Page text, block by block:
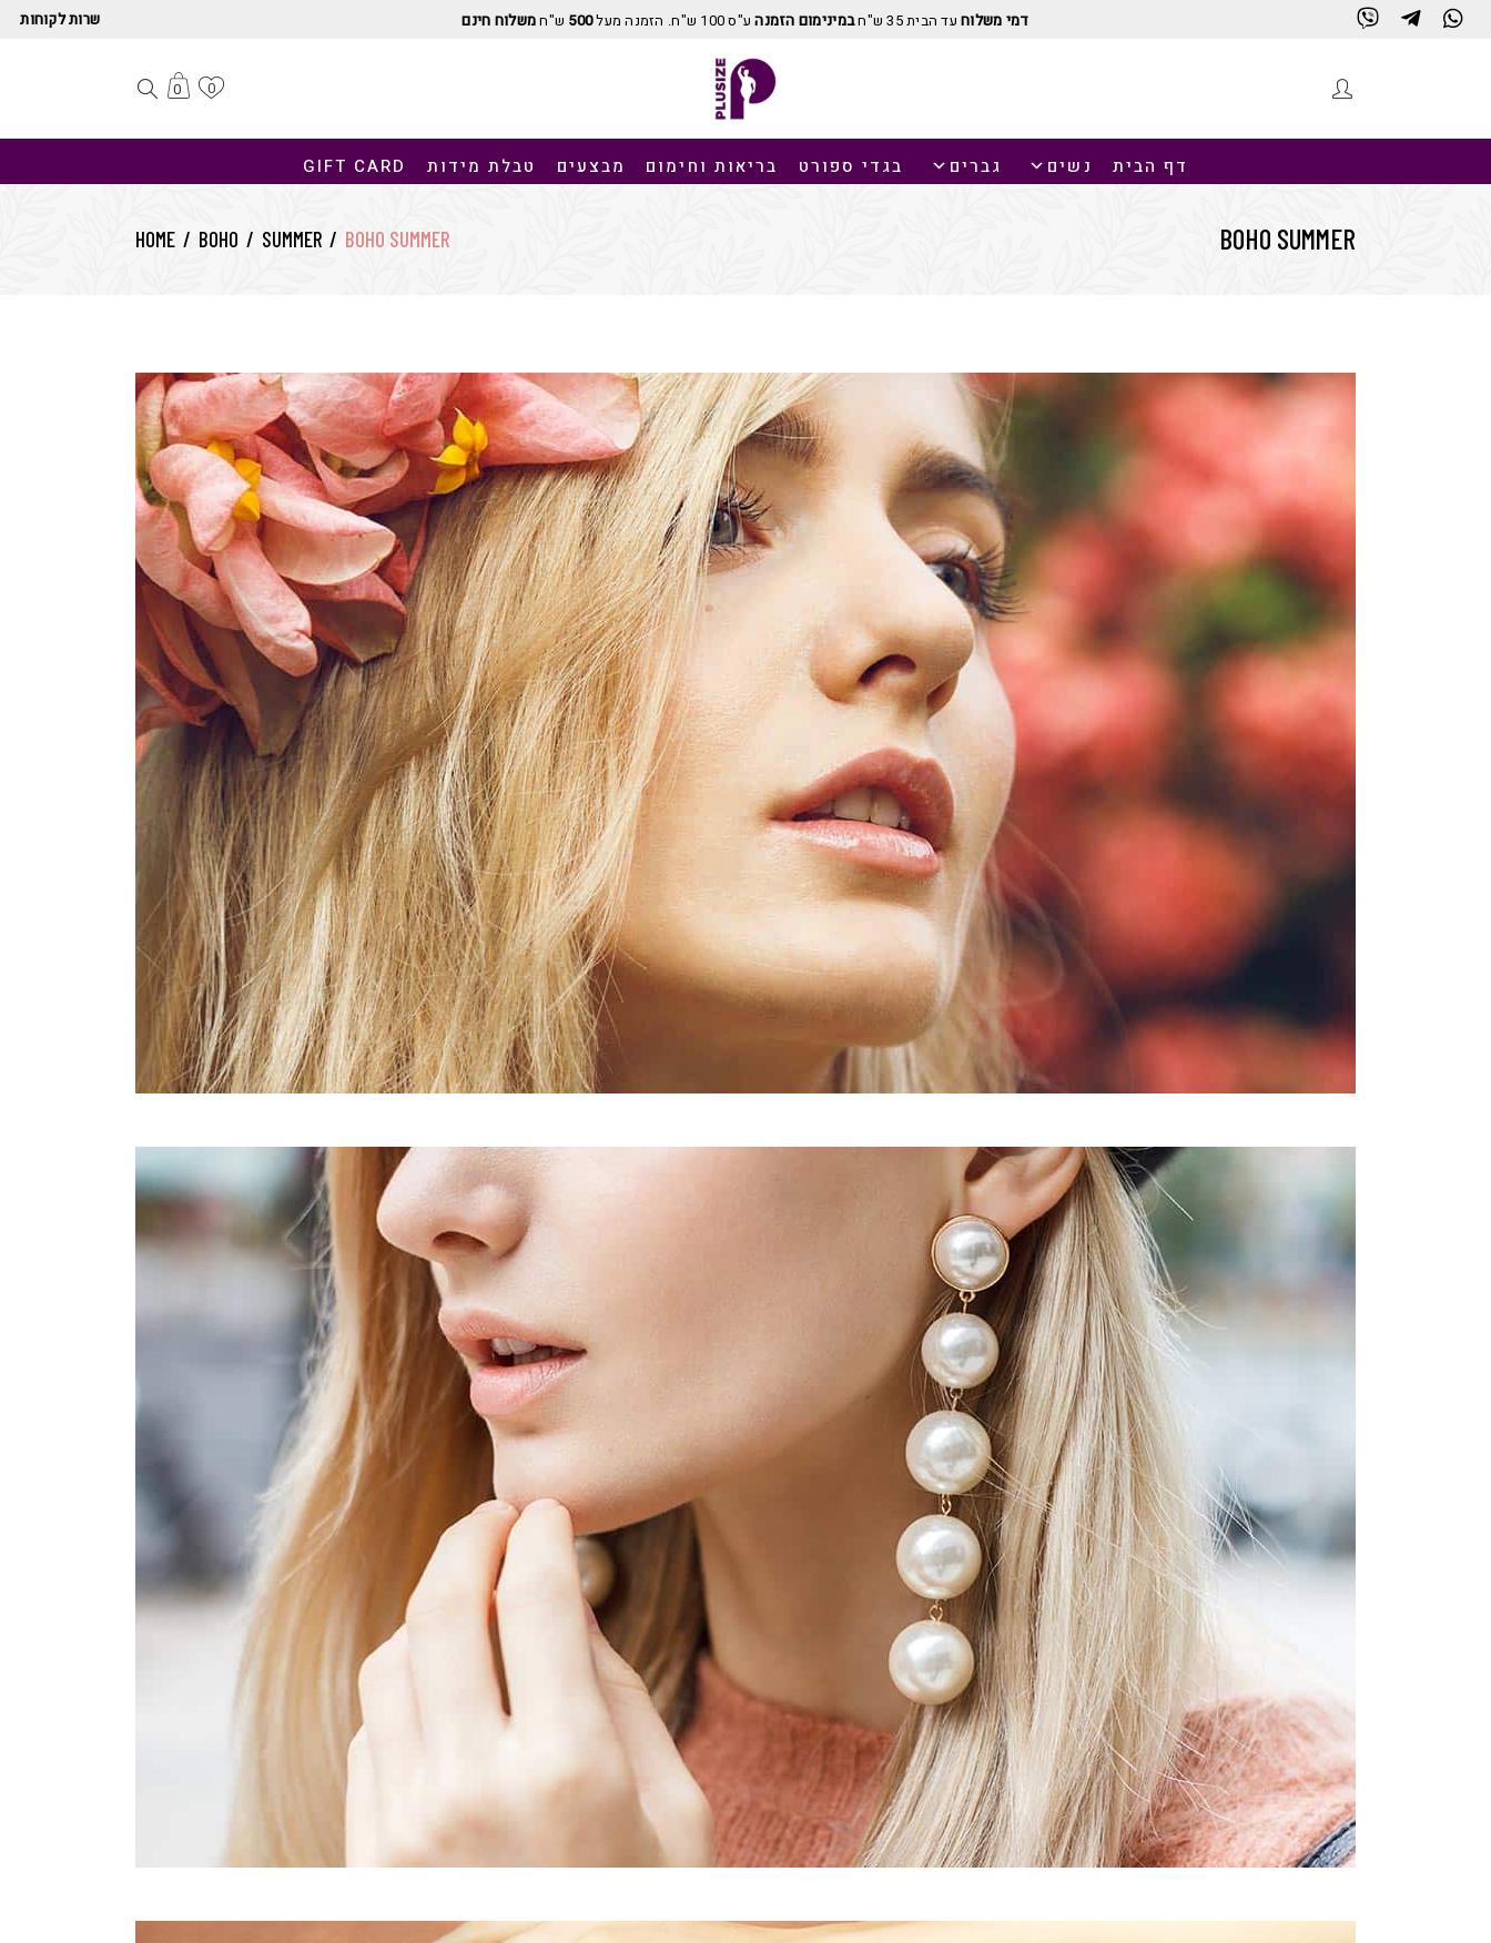
שרות לקוחות דמי משלוחעד הבית 35 ש"ח במינימום הזמנהע"ס 100 ש"ח. הזמנה מעל 500 ש"חמשלוח חינם
0 0
דף הבית נשים גברים בגדי ספורט בריאות וחימום מבצעים טבלת מידות GIFT CARD
BOHO SUMMER
HOME / BOHO / SUMMER / BOHO SUMMER